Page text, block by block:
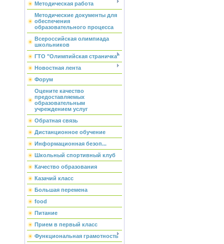
Методическая работа
Методические документы для
обеспечения
образовательного процесса
Всероссийская олимпиада
школьников
ГТО "Олимпийская страничка"
Новостная лента
Форум
Оцените качество
предоставляемых
образовательным
учреждением услуг
Обратная связь
Дистанционное обучение
Информационная безоп...
Школьный спортивный клуб
Качество образования
Казачий класс
Большая перемена
food
Питание
Прием в первый класс
Функциональная грамотность